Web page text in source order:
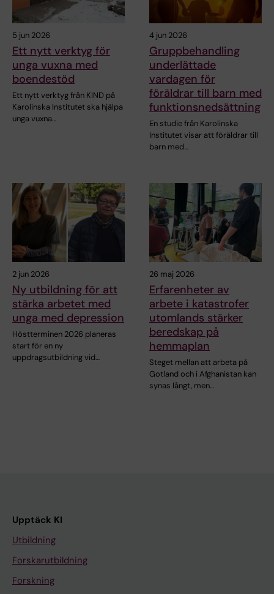
5 jun 2026
Ett nytt verktyg för
unga vuxna med
boendestöd
Ett nytt verktyg från KIND på
Karolinska Institutet ska hjälpa
unga vuxna…
4 jun 2026
Gruppbehandling
underlättade
vardagen för
föräldrar till barn med
funktionsnedsättning
En studie från Karolinska
Institutet visar att föräldrar till
barn med…
2 jun 2026
Ny utbildning för att
stärka arbetet med
unga med depression
Höstterminen 2026 planeras
start för en ny
uppdragsutbildning vid…
26 maj 2026
Erfarenheter av
arbete i katastrofer
utomlands stärker
beredskap på
hemmaplan
Steget mellan att arbeta på
Gotland och i Afghanistan kan
synas långt, men…
Upptäck KI
Utbildning
Forskarutbildning
Forskning